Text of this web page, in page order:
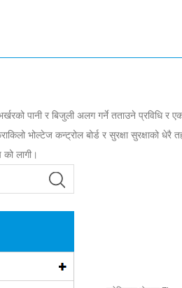
पानी र बिजुली अलग गर्ने तताउने प्रविधि र
भोल्टेज कन्ट्रोल बोर्ड र सुरक्षा सुरक्षाको धेरै
लागी।